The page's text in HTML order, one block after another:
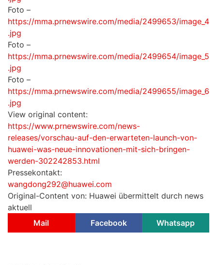
Foto –
https://mma.prnewswire.com/media/2499653/image_4
.jpg
Foto –
https://mma.prnewswire.com/media/2499654/image_5
.jpg
Foto –
https://mma.prnewswire.com/media/2499655/image_6
.jpg
View original content:
https://www.prnewswire.com/news-
releases/vorschau-auf-den-erwarteten-launch-von-
huawei-was-neue-innovationen-mit-sich-bringen-
werden-302242853.html
Pressekontakt:
wangdong292@huawei.com
Original-Content von: Huawei übermittelt durch news
aktuell
Mail
Facebook Whatsapp